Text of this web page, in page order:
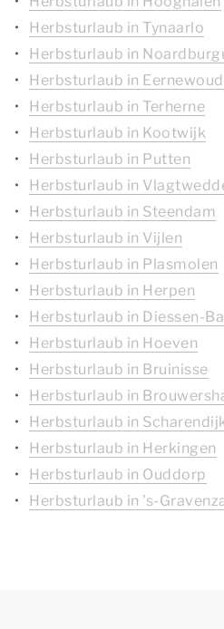
Herbsturlaub in Tynaarlo
Herbsturlaub in
Herbsturlaub in
Herbsturlaub in Terherne
Herbsturlaub in Kootwijk
Herbsturlaub in Putten
Herbsturlaub in
Herbsturlaub in Steendam
Herbsturlaub in Vijlen
Herbsturlaub in Plasmolen
Herbsturlaub in Herpen
Herbsturlaub in Diessen-
Herbsturlaub in Hoeven
Herbsturlaub in Bruinisse
Herbsturlaub in
Herbsturlaub in
Herbsturlaub in Herkingen
Herbsturlaub in Ouddorp
Herbsturlaub in 's-